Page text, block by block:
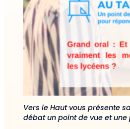
Vers le Haut vous présente
débat un point de vue et